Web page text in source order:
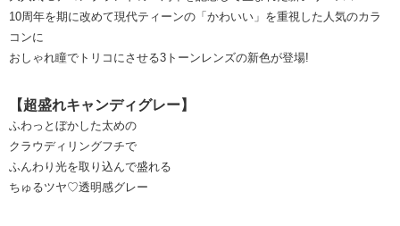
10周年を期に改めて現代ティーンの「かわいい」を重視した人気のカラ
コンに
おしゃれ瞳でトリコにさせる3トーンレンズの新色が登場!
【超盛れキャンディグレー】
ふわっとぼかした太めの
クラウディリングフチで
ふんわり光を取り込んで盛れる
ちゅるツヤ♡透明感グレー